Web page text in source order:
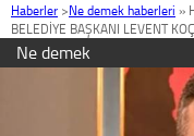
Haberler >Ne demek haberleri »
BELEDİYE BAŞKANI LEVENT
Ne demek